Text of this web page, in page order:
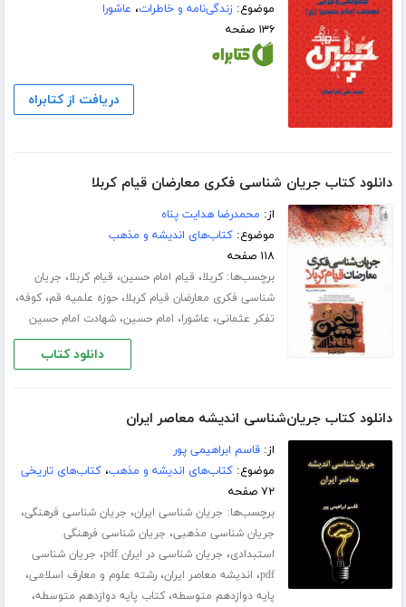
موضوع:زندگی‌نامه و خاطرات، عاشورا
۱۳۶ صفحه
دریافت از کتابراه
دانلود کتاب جریان شناسی فکری معارضان قیام کربلا
از: محمدرضا هدایت پناه
موضوع:کتاب‌های اندیشه و مذهب
۱۱۸ صفحه
برچسب‌ها:کربلا، قیام امام حسین، قیام کربلا، جریان
شناسی فکری معارضان قیام کربلا،حوزه علمیه قم،کوفه،
تفکر عثمانی، عاشورا، امام حسین،شهادت امام حسین
دانلود کتاب
دانلود کتاب جریان‌شناسی اندیشه معاصر ایران
از:قاسم ابراهیمی پور
موضوع:کتاب‌های اندیشه و مذهب،کتاب‌های تاریخی
۷۲ صفحه
برچسب‌ها: جریان شناسی ایران، جریان شناسی فرهنگی،
جریان شناسی مذهبی، جریان شناسی فرهنگی
استبدادی، جریان شناسی در ایران pdf ، جریان شناسی
pdf، اندیشه معاصر ایران،رشته علوم و معارف اسلامی،
پایه دوازدهم متوسطه،کتاب پایه دوازدهم متوسطه،